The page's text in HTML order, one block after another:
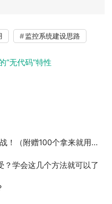
监控系统建设思路
“无代码”特性
100个拿来就用的shell脚本实例）
学会这几个方法就可以了